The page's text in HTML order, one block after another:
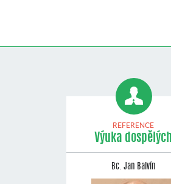
REFERENCE
Výuka dospělých
Bc. Jan Balvín